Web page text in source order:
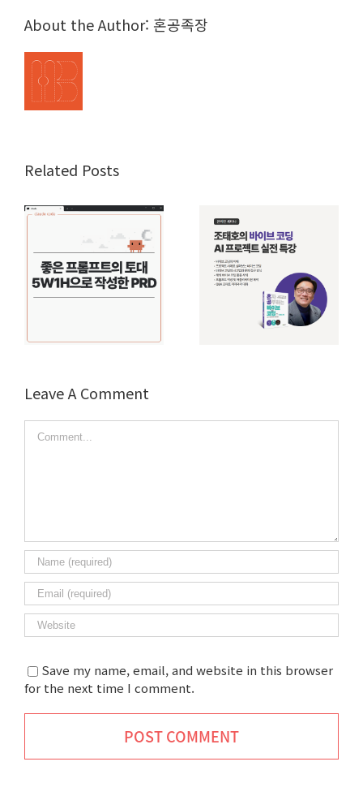
About the Author: 혼공족장
Related Posts
Leave A Comment
Save my name, email, and website in this browser
for the next time I comment.